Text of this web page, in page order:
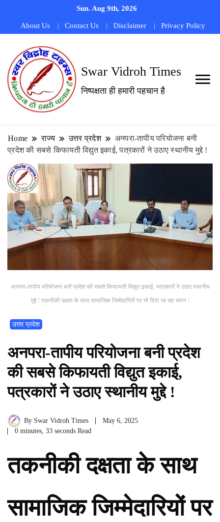
Sun. Aug 9th, 2026
About Us Contact Us Disclaimer Privacy Policy
Swar Vidroh Times
निष्पक्षता ही हमारी पहचान है
Home राज्य उत्तर प्रदेश
अनपरा-तापीय परियोजना बनी
प्रदेश की सबसे किफायती विद्युत इकाई, पत्रकारों ने उठाए स्थानीय मुद्दे !
अनपरा-तापीय परियोजना बनी प्रदेश की सबसे किफायती विद्युत इकाई, पत्रकारों ने उठाए स्थानीय
मुद्दे ! तकनीकी दक्षता के साथ सामाजिक जिम्मेदारियों पर भी दिया जा रहा ध्यान !
उत्तर प्रदेश
अनपरा-तापीय परियोजना बनी प्रदेश
की सबसे किफायती विद्युत इकाई,
पत्रकारों ने उठाए स्थानीय मुद्दे !
By Swar Vidroh Times
May 6, 2025
0 minutes, 33 seconds Read
तकनीकी दक्षता के साथ
सामाजिक जिम्मेदारियों पर